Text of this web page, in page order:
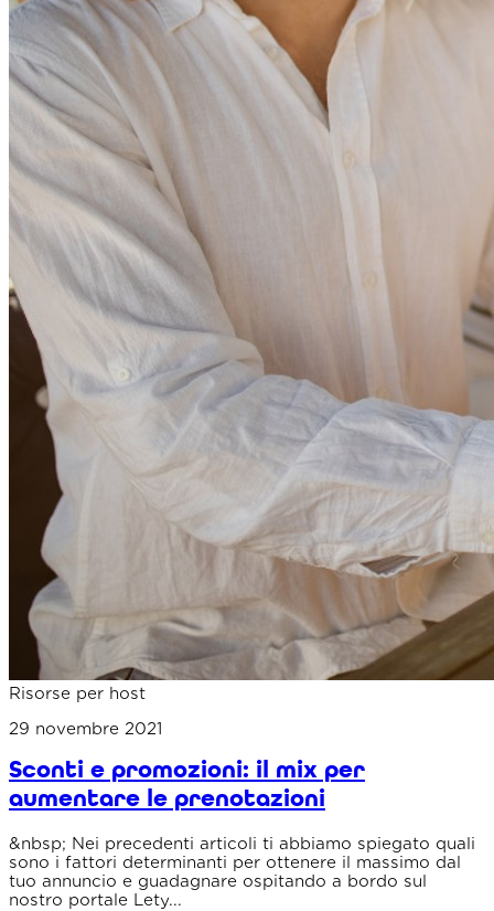
Risorse per host
29 novembre 2021
Sconti e promozioni: il mix per
aumentare le prenotazioni
&nbsp; Nei precedenti articoli ti abbiamo spiegato quali
sono i fattori determinanti per ottenere il massimo dal
tuo annuncio e guadagnare ospitando a bordo sul
nostro portale Lety...